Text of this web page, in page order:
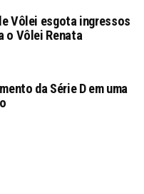
Vôlei esgota ingressos
o Vôlei Renata
da Série D em uma